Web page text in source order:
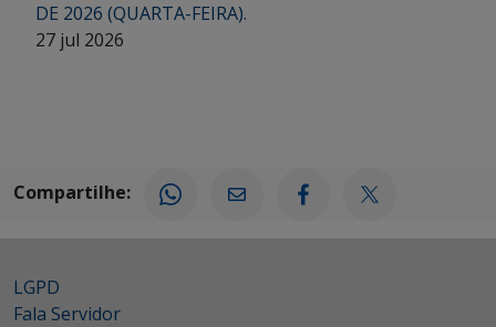
DE 2026 (QUARTA-FEIRA).
27 jul 2026
Compartilhe:
LGPD
Fala Servidor